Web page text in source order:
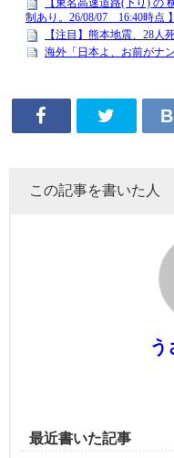
この記事を書いた人
う
最近書いた記事